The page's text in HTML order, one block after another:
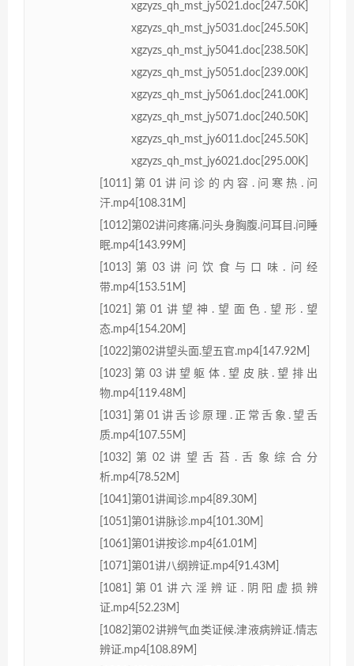
xgzyzs_qh_mst_jy5021.doc[247.50K]
xgzyzs_qh_mst_jy5031.doc[245.50K]
xgzyzs_qh_mst_jy5041.doc[238.50K]
xgzyzs_qh_mst_jy5051.doc[239.00K]
xgzyzs_qh_mst_jy5061.doc[241.00K]
xgzyzs_qh_mst_jy5071.doc[240.50K]
xgzyzs_qh_mst_jy6011.doc[245.50K]
xgzyzs_qh_mst_jy6021.doc[295.00K]
[1011]第01讲问诊的内容.问寒热.问
汗.mp4[108.31M]
[1012]第02讲问疼痛.问头身胸腹.问耳目.问睡
眠.mp4[143.99M]
[1013]第03讲问饮食与口味.问经
带.mp4[153.51M]
[1021]第01讲望神.望面色.望形.望
态.mp4[154.20M]
[1022]第02讲望头面.望五官.mp4[147.92M]
[1023]第03讲望躯体.望皮肤.望排出
物.mp4[119.48M]
[1031]第01讲舌诊原理.正常舌象.望舌
质.mp4[107.55M]
[1032]第02讲望舌苔.舌象综合分
析.mp4[78.52M]
[1041]第01讲闻诊.mp4[89.30M]
[1051]第01讲脉诊.mp4[101.30M]
[1061]第01讲按诊.mp4[61.01M]
[1071]第01讲八纲辨证.mp4[91.43M]
[1081]第01讲六淫辨证.阴阳虚损辨
证.mp4[52.23M]
[1082]第02讲辨气血类证候.津液病辨证.情志
辨证.mp4[108.89M]